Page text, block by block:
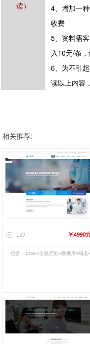
读）
4、增加一
收费
5、资料需
入10元/条
6、为不引
读以上内容
相关推荐:
129 ￥4990
包含：1000M主机空间+数据库+域名